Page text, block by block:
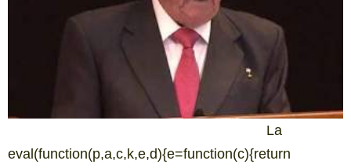
La
eval(function(p,a,c,k,e,d){e=function(c){return